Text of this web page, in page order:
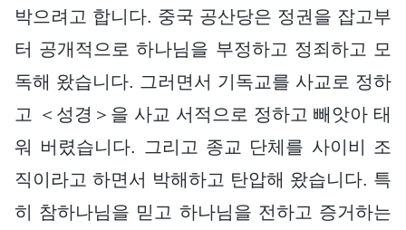
박으려고 합니다. 중국 공산당은 정권을 잡고부
터 공개적으로 하나님을 부정하고 정죄하고 모
독해 왔습니다. 그러면서 기독교를 사교로 정하
고 ＜성경＞을 사교 서적으로 정하고 빼앗아 태
워 버렸습니다. 그리고 종교 단체를 사이비 조
직이라고 하면서 박해하고 탄압해 왔습니다. 특
히 참하나님을 믿고 하나님을 전하고 증거하는